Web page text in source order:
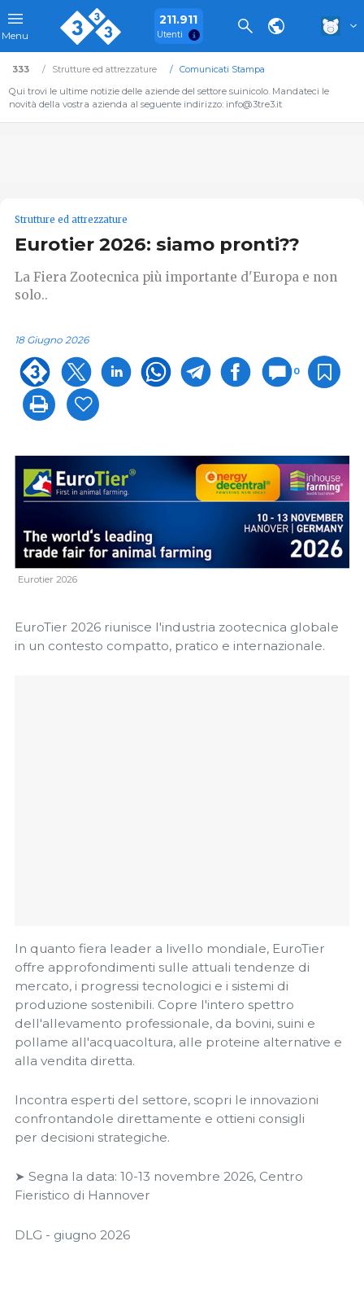
Menu
211.911
Utenti
333 Strutture ed attrezzature
Comunicati Stampa
Qui trovi le ultime notizie delle aziende del settore suinicolo. Mandateci le
novità della vostra azienda al seguente indirizzo: info@3tre3.it
Strutture ed attrezzature
Eurotier 2026: siamo pronti??
La Fiera Zootecnica più importante d'Europa e non
solo..
18 Giugno 2026
0
Eurotier 2026
EuroTier 2026 riunisce l'industria zootecnica globale
in un contesto compatto, pratico e internazionale.
In quanto fiera leader a livello mondiale, EuroTier
offre approfondimenti sulle attuali tendenze di
mercato, i progressi tecnologici e i sistemi di
produzione sostenibili. Copre l'intero spettro
dell'allevamento professionale, da bovini, suini e
pollame all'acquacoltura, alle proteine ​​alternative e
alla vendita diretta.
Incontra esperti del settore, scopri le innovazioni
confrontandole direttamente e ottieni consigli
per decisioni strategiche.
➤ Segna la data: 10-13 novembre 2026, Centro
Fieristico di Hannover
DLG - giugno 2026